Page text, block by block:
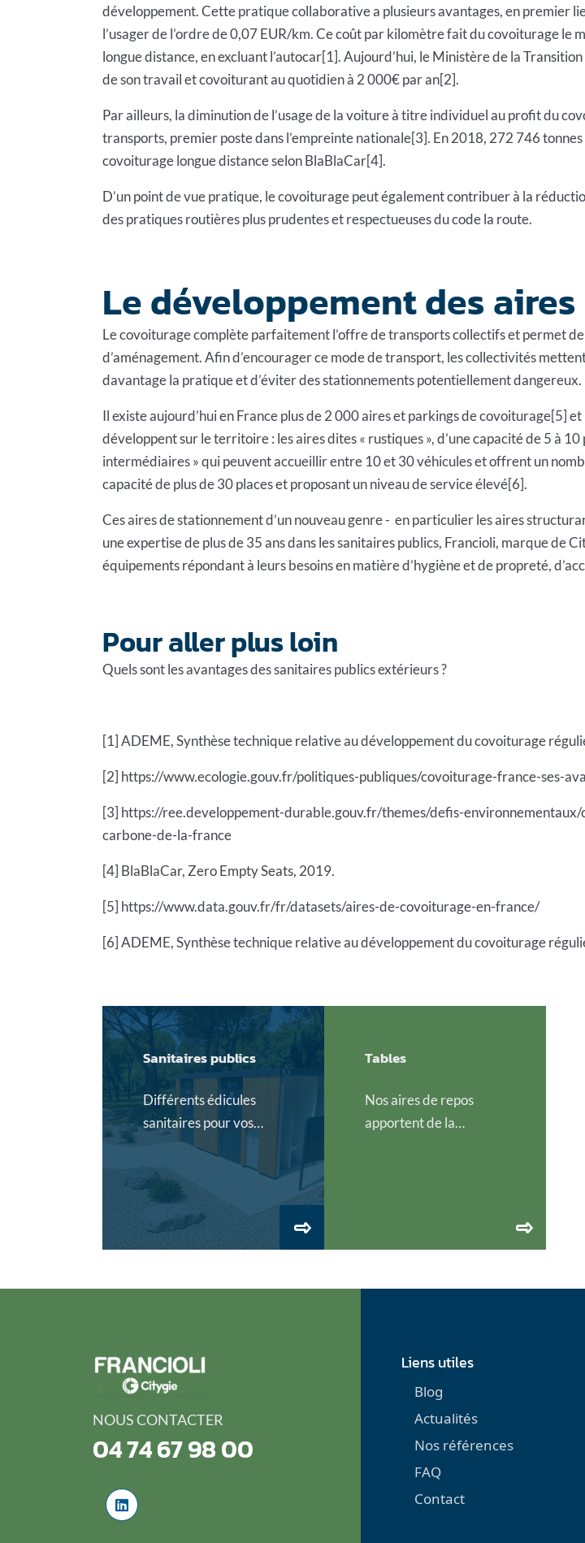
développement. Cette pratique collaborative a plusieurs avantages, en premier
l’usager de l’ordre de 0,07 EUR/km. Ce coût par kilomètre fait du covoiturage le
longue distance, en excluant l’autocar[1]. Aujourd’hui, le Ministère de la
de son travail et covoiturant au quotidien à 2 000€ par an[2].
Par ailleurs, la diminution de l’usage de la voiture à titre individuel au profit du
transports, premier poste dans l’empreinte nationale[3]. En 2018, 272 746
covoiturage longue distance selon BlaBlaCar[4].
D’un point de vue pratique, le covoiturage peut également contribuer à la
des pratiques routières plus prudentes et respectueuses du code la route.
Le développement des
Le covoiturage complète parfaitement l’offre de transports collectifs et permet
d’aménagement. Afin d’encourager ce mode de transport, les collectivités
davantage la pratique et d’éviter des stationnements potentiellement dangereux.
Il existe aujourd’hui en France plus de 2 000 aires et parkings de covoiturage[5]
développent sur le territoire : les aires dites « rustiques », d’une capacité de 5 à
intermédiaires » qui peuvent accueillir entre 10 et 30 véhicules et offrent un
capacité de plus de 30 places et proposant un niveau de service élevé[6].
Ces aires destationnementd’un nouveau genre - en particulier les aires
une expertise de plus de 35 ans dans les sanitaires publics, Francioli, marque de
équipements répondant à leurs besoins en matière d’hygiène et de propreté,
Pour aller plus loin
Quels sont les avantages des sanitaires publics extérieurs ?
[1] ADEME, Synthèse technique relative au développement du covoiturage
[2] https://www.ecologie.gouv.fr/politiques-publiques/covoiturage-france-ses-
[3] https://ree.developpement-durable.gouv.fr/themes/defis-
carbone-de-la-france
[4] BlaBlaCar, Zero Empty Seats, 2019.
[5] https://www.data.gouv.fr/fr/datasets/aires-de-covoiturage-en-france/
[6] ADEME, Synthèse technique relative au développement du covoiturage
Sanitaires publics
Différents édicules
sanitaires pour vos
aménagements
urbains.
Tables
Nos aires de repos
apportent de la
NOUS CONTACTER
04 74 67 98 00
Liens utiles
Blog
Actualités
Nos références
FAQ
Contact